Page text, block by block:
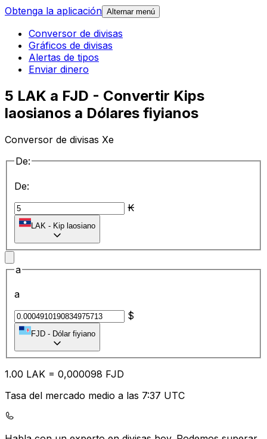
Obtenga la aplicación Alternar menú
Conversor de divisas
Gráficos de divisas
Alertas de tipos
Enviar dinero
5 LAK a FJD - Convertir Kips
laosianos a Dólares fiyianos
Conversor de divisas Xe
De:
De:
₭
LAK - Kip laosiano
a
a
$
FJD - Dólar fiyiano
1.00 LAK = 0,000098 FJD
Tasa del mercado medio a las 7:37 UTC